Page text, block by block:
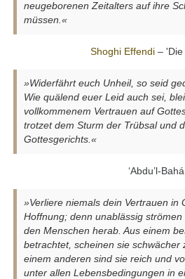
neugeborenen Zeitalters auf ihre
müssen.«
Shoghi Effendi– 'Die
»Widerfährt euch Unheil, so seid
Wie quälend euer Leid auch sei,
vollkommenem Vertrauen auf
trotzet dem Sturm der Trübsal und
Gottesgerichts.«
‘Abdu’l-
»Verliere niemals dein Vertrauen in
Hoffnung; denn unablässig
den Menschen herab. Aus einem
betrachtet, scheinen sie schwächer
einem anderen sind sie reich und
unter allen Lebensbedingungen in